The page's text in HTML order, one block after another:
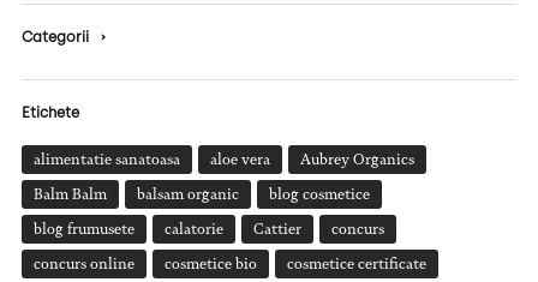
Categorii ›
Etichete
alimentatie sanatoasa aloe vera Aubrey Organics
Balm Balm balsam organic blog cosmetice
blog frumusete calatorie Cattier concurs
concurs online cosmetice bio cosmetice certificate